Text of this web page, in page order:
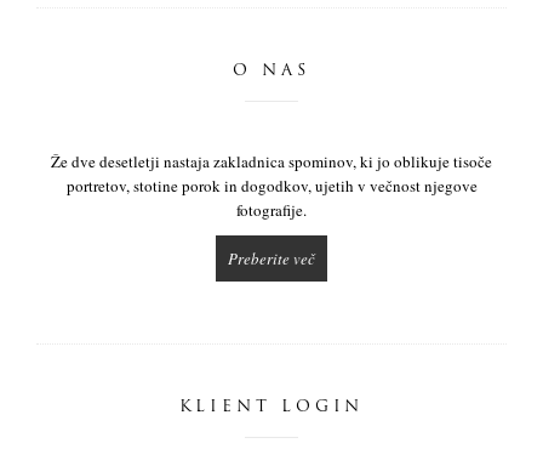
O NAS
Že dve desetletji nastaja zakladnica spominov, ki jo oblikuje tisoče
portretov, stotine porok in dogodkov, ujetih v večnost njegove
fotografije.
Preberite več
KLIENT LOGIN